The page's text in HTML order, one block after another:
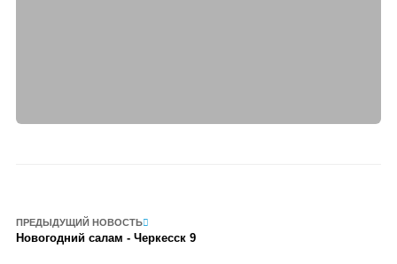
ПРЕДЫДУЩИЙ НОВОСТЬ
Новогодний салам - Черкесск 9